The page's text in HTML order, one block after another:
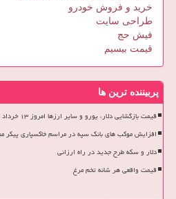
خرید و فروش خودرو
طراحی سایت
فیش حج
قیمت بیسیم
پربیننده ترین ها
قیمت بازگشایی دلار، یورو و سایر ارزها امروز ۱۳ خرداد ۱۴۰۵ بهمراه جدول
افزایش موکب های بانک سپه در مراسم خاکسپاری پیکر مطهر
دلار و سکه طرح جدید در راه ارزانی
قیمت واقعی هر شانه تخم مرغ